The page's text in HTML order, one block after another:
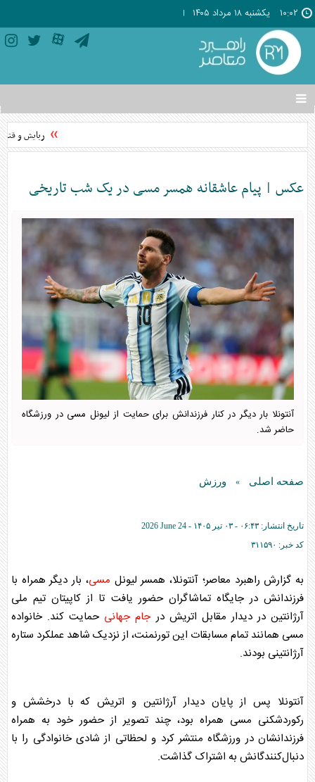
۱۰:۰۲ يکشنبه ۱۸ مرداد ۱۴۰۵
تغییر
وضعیت
منوی
ها
ربایش و قتل
عکس | پیام عاشقانه همسر مسی در یک شب تاریخی
آنتونلا بار دیگر در کنار فرزندانش برای حمایت از لیونل مسی در ورزشگاه
حاضر شد.
صفحه اصلی » ورزش
تاریخ انتشار: ۰۶:۴۳ - ۰۳ تير ۱۴۰۵ -
2026 June 24
کد خبر: ۳۱۱۵۹۰
به گزارش راهبرد معاصر؛ آنتونلا، همسر لیونل مسی، بار دیگر همراه با
فرزندانش در جایگاه تماشاگران حضور یافت تا از کاپیتان تیم ملی
آرژانتین در دیدار مقابل اتریش درجام جهانی حمایت کند. خانواده
مسی همانند تمام مسابقات این تورنمنت، از نزدیک شاهد عملکرد ستاره
آرژانتینی بودند.
آنتونلا پس از پایان دیدار آرژانتین و اتریش که با درخشش و
رکوردشکنی مسی همراه بود، چند تصویر از حضور خود به همراه
فرزندانشان در ورزشگاه منتشر کرد و لحظاتی از شادی خانوادگی را با
دنبال‌کنندگانش به اشتراک گذاشت.